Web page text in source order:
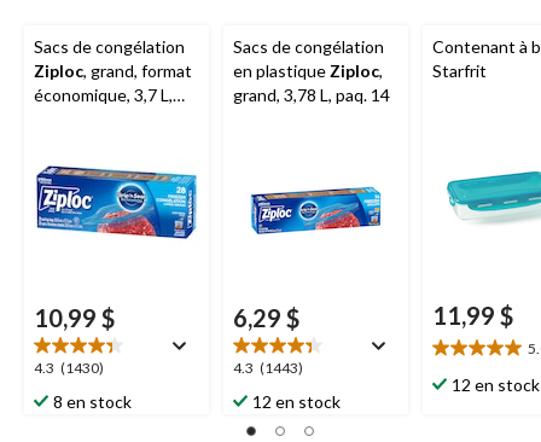
Sacs de congélation
Ziploc, grand, format
économique, 3,7 L,
10,99 $
4.3 (1430)
4.3
étoile(s)
sur
8 en stock
Sacs de congélation
en plastique Ziploc,
grand, 3,78 L, paq. 14
6,29 $
4.3 (1443)
4.3
étoile(s)
sur
12 en stock
Contenant à
Starfrit
11,99 $
5.0
étoile(s)
12 en stock